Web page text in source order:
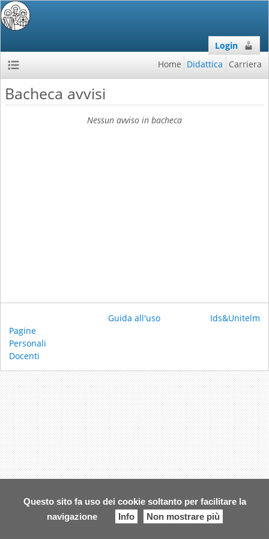
Questo sito fa uso dei cookie soltanto per facilitare la
navigazione
Info Non mostrare più
Login
Home Didattica Carriera
Bacheca avvisi
Nessun avviso in bacheca
Pagine
Personali
Docenti
Guida all'uso Ids&Unitelm